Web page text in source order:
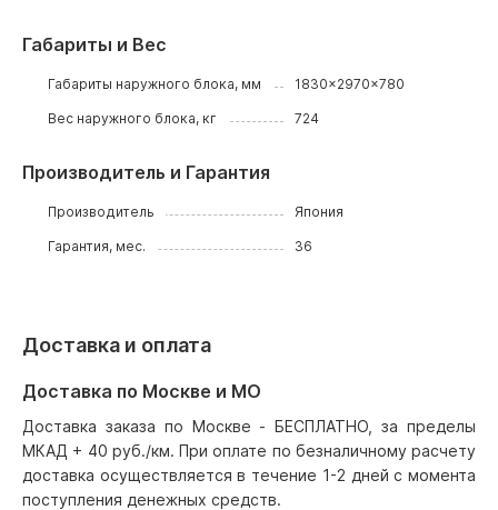
Габариты и Вес
Габариты наружного блока, мм 1830x2970x780
Вес наружного блока, кг 724
Производитель и Гарантия
Производитель Япония
Гарантия, мес. 36
Доставка и оплата
Доставка по Москве и МО
Доставка заказа по Москве - БЕСПЛАТНО, за пределы
МКАД + 40 руб./км. При оплате по безналичному расчету
доставка осуществляется в течение 1-2 дней с момента
поступления денежных средств.